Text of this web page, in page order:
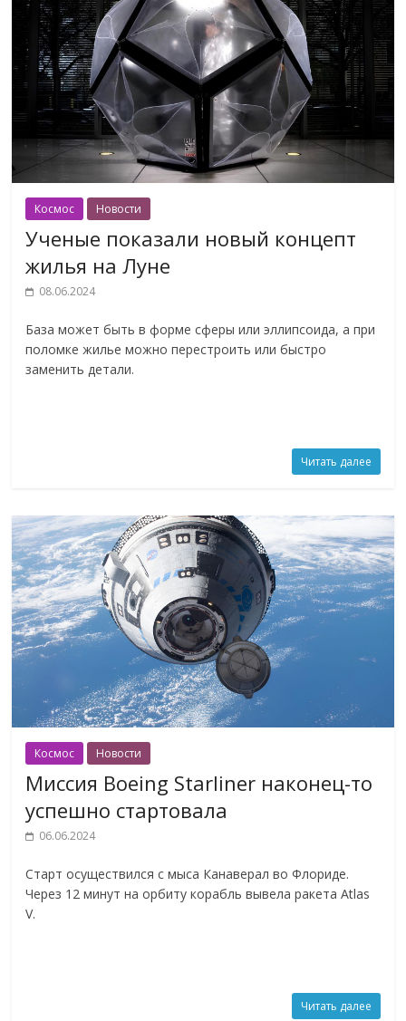
Космос Новости
Ученые показали новый концепт
жилья на Луне
08.06.2024
База может быть в форме сферы или эллипсоида, а при
поломке жилье можно перестроить или быстро
заменить детали.
Читать далее
Космос Новости
Миссия Boeing Starliner наконец-то
успешно стартовала
06.06.2024
Старт осуществился с мыса Канаверал во Флориде.
Через 12 минут на орбиту корабль вывела ракета Atlas
V.
Читать далее